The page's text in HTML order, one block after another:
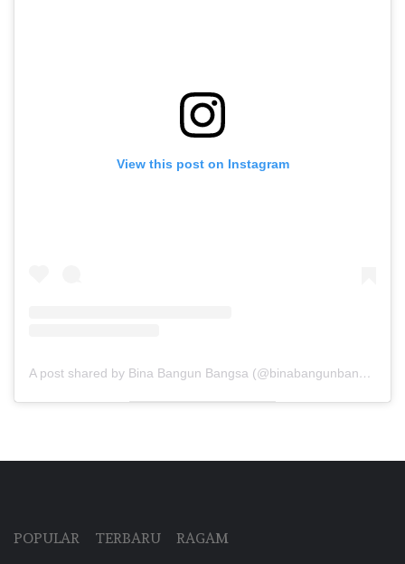
View this post on Instagram
A post shared by Bina Bangun Bangsa (@binabangunbangsa)
POPULAR TERBARU RAGAM